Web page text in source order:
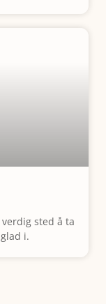
sted å ta
i.